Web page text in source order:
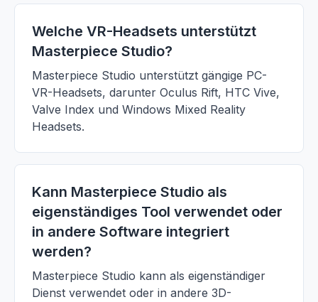
Welche VR-Headsets unterstützt
Masterpiece Studio?
Masterpiece Studio unterstützt gängige PC-
VR-Headsets, darunter Oculus Rift, HTC Vive,
Valve Index und Windows Mixed Reality
Headsets.
Kann Masterpiece Studio als
eigenständiges Tool verwendet oder
in andere Software integriert
werden?
Masterpiece Studio kann als eigenständiger
Dienst verwendet oder in andere 3D-